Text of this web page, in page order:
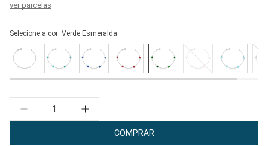
ver parcelas
Selecione a cor: Verde Esmeralda
Quantidade
COMPRAR